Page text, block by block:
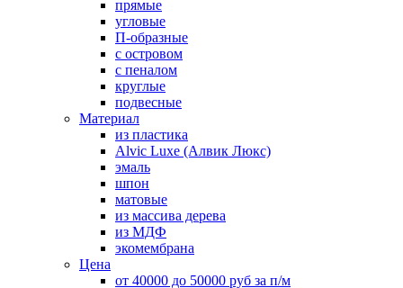
прямые
угловые
П-образные
с островом
с пеналом
круглые
подвесные
Материал
из пластика
Alvic Luxe (Алвик Люкс)
эмаль
шпон
матовые
из массива дерева
из МДФ
экомембрана
Цена
от 40000 до 50000 руб за п/м